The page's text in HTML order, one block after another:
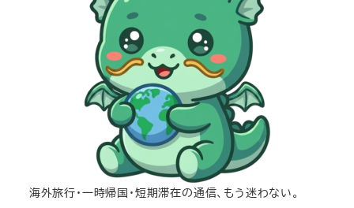
海外旅行・一時帰国・短期滞在の通信、もう迷わない。